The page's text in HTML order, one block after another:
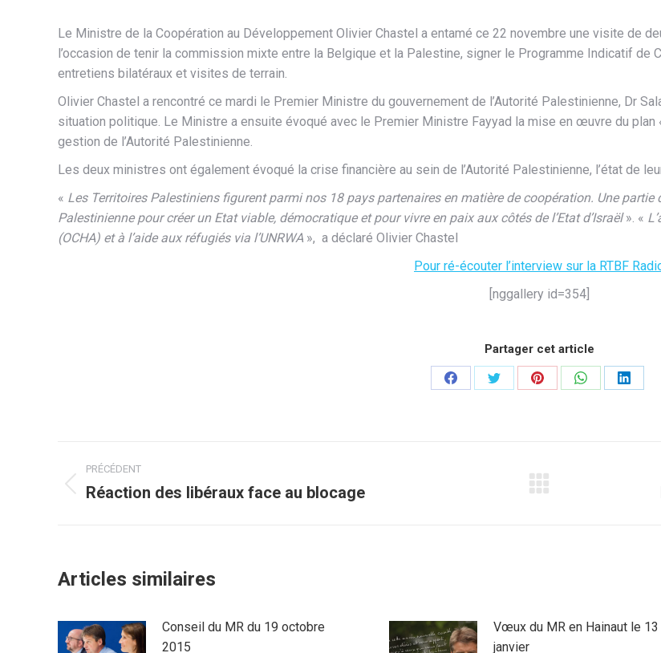
Le Ministre de la Coopération au Développement Olivier Chastel a entamé ce 22 novembre une visite de
l’occasion de tenir la commission mixte entre la Belgique et la Palestine, signer le Programme Indicatif
entretiens bilatéraux et visites de terrain.
Olivier Chastel a rencontré ce mardi le Premier Ministre du gouvernement de l’Autorité Palestinienne, Dr
situation politique. Le Ministre a ensuite évoqué avec le Premier Ministre Fayyad la mise en œuvre du
gestion de l’Autorité Palestinienne.
Les deux ministres ont également évoqué la crise financière au sein de l’Autorité Palestinienne, l’état de
« Les Territoires Palestiniens figurent parmi nos 18 pays partenaires en matière de coopération. Une partie
Palestinienne pour créer un Etat viable, démocratique et pour vivre en paix aux côtés de l’Etat d’Israël». «
(OCHA) et à l’aide aux réfugiés via l’UNRWA », a déclaré Olivier Chastel
Pour ré-écouter l’interview sur la RTBF
[nggallery id=354]
Partager cet article
PartagerPartagerPartagerPartager
Navigation
article
PRÉCÉDENT
Article
Réaction des libéraux face au blocage
Articles similaires
Conseil du MR du 19 octobre
2015
Vœux du MR en Hainaut le 13
janvier